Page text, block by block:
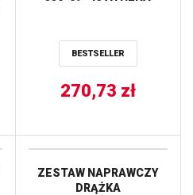
BESTSELLER
270,73 zł
ZESTAW NAPRAWCZY
DRĄŻKA